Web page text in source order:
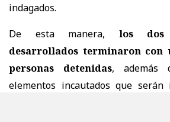
indagados.
De esta manera,
los dos
desarrollados terminaron con
personas detenidas, además
elementos incautados que serán